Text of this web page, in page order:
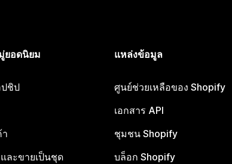
ยอดนิยม
ปชิป
ละขายเป็นชุด
แหล่งข้อมูล
ศูนย์ช่วยเหลือของ Shopify
เอกสาร API
ชุมชน Shopify
บล็อก Shopify